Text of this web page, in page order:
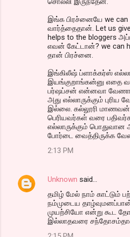
இங்க பிரச்னையே we can
வார்த்தைதான். Let us
helps to the bloggers
எவன் கேட்டான்? we can
தான் பிரச்னை.
இங்கிலீஷ் ப்ளாக்கர்ஸ்
இயங்குறாங்கன்னு எதை
பர்ஷப்சன் என்னவா வேணா
அது எல்லாருக்கும் புரிய
இல்லை. கல்லூரி மாணவன்
பெரியவர்கள் வரை
எல்லாருக்கும்
போர்டை வைத்திருக்க
2:13 PM
Unknown said…
தமிழ் மேல் நாம் காட்டும்
நம்முடைய
முயற்சியோ என்று கூட
இல்லாதவரை